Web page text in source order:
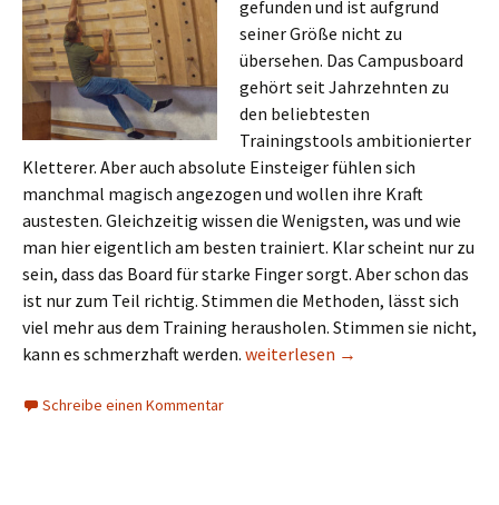
gefunden und ist aufgrund
seiner Größe nicht zu
übersehen. Das Campusboard
gehört seit Jahrzehnten zu
den beliebtesten
Trainingstools ambitionierter
Kletterer. Aber auch absolute Einsteiger fühlen sich
manchmal magisch angezogen und wollen ihre Kraft
austesten. Gleichzeitig wissen die Wenigsten, was und wie
man hier eigentlich am besten trainiert. Klar scheint nur zu
sein, dass das Board für starke Finger sorgt. Aber schon das
ist nur zum Teil richtig. Stimmen die Methoden, lässt sich
viel mehr aus dem Training herausholen. Stimmen sie nicht,
kann es schmerzhaft werden. Geheimtipp für starke Finger?
weiterlesen →
Schreibe einen Kommentar